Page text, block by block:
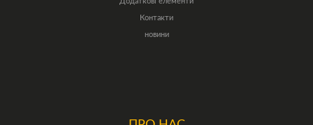
Контакти
новини